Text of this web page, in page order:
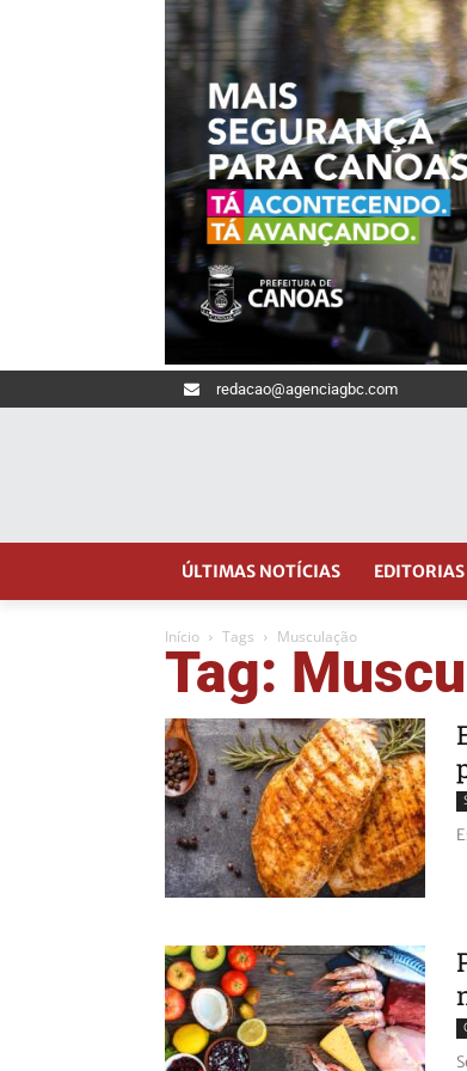
redacao@agenciagbc.com
ÚLTIMAS NOTÍCIAS EDITORIAS
Início Tags Musculação
Tag: